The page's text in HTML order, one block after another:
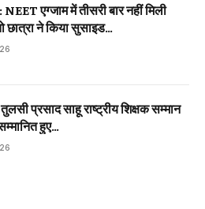
एग्जाम में तीसरी बार नहीं मिली
ने किया सुसाइड…
प्रसाद साहू राष्ट्रीय शिक्षक सम्मान
हुए…